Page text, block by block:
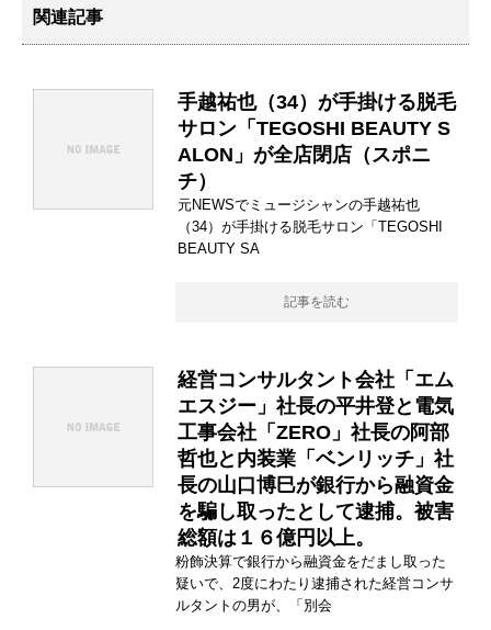
関連記事
手越祐也（34）が手掛ける脱毛
サロン「TEGOSHI BEAUTY S
ALON」が全店閉店（スポニ
チ）
元NEWSでミュージシャンの手越祐也
（34）が手掛ける脱毛サロン「TEGOSHI
BEAUTY SA
記事を読む
経営コンサルタント会社「エム
エスジー」社長の平井登と電気
工事会社「ZERO」社長の阿部
哲也と内装業「ベンリッチ」社
長の山口博巳が銀行から融資金
を騙し取ったとして逮捕。被害
総額は１６億円以上。
粉飾決算で銀行から融資金をだまし取った
疑いで、2度にわたり逮捕された経営コンサ
ルタントの男が、「別会